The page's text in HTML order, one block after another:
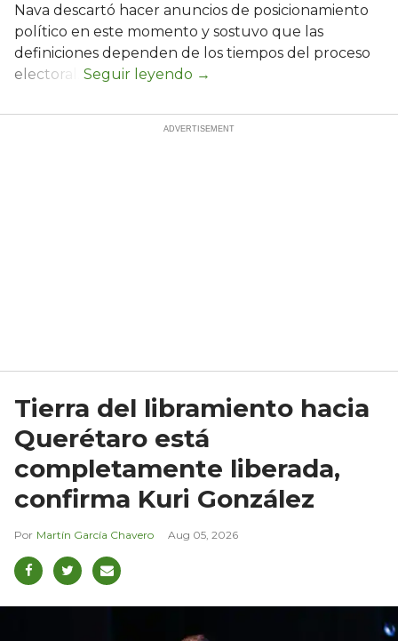
Nava descartó hacer anuncios de posicionamiento
político en este momento y sostuvo que las
definiciones dependen de los tiempos del proceso
electoral.
Tierra del libramiento hacia
Querétaro está
completamente liberada,
confirma Kuri González
Martín García Chavero Aug 05, 2026